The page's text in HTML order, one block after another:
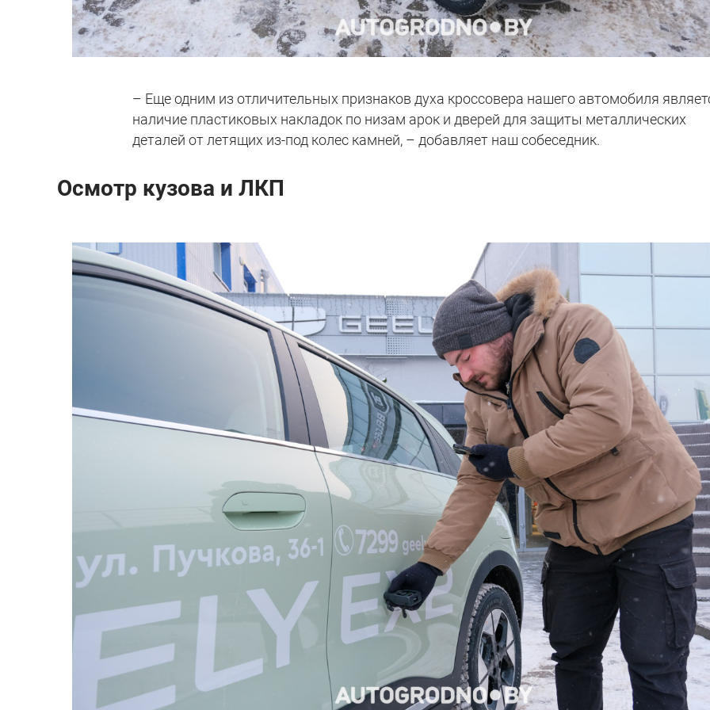
– Еще одним из отличительных признаков духа кроссовера нашего автомобиля
наличие пластиковых накладок по низам арок и дверей для защиты металлических
деталей от летящих из-под колес камней, – добавляет наш собеседник.
Осмотр кузова и ЛКП